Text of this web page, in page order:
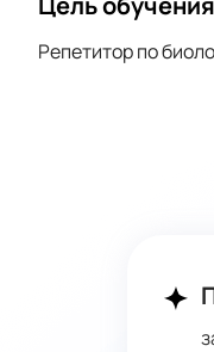
Репетитор по